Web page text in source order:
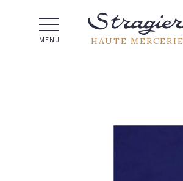
MENU HAUTE MERCERIE